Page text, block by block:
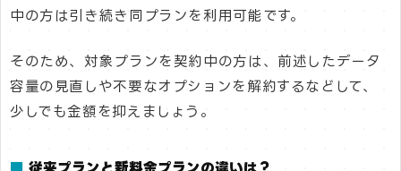
中の方は引き続き同プランを利用可能です。
そのため、対象プランを契約中の方は、前述したデータ
容量の見直しや不要なオプションを解約するなどして、
少しでも金額を抑えましょう。
従来プランと新料金プランの違いは？